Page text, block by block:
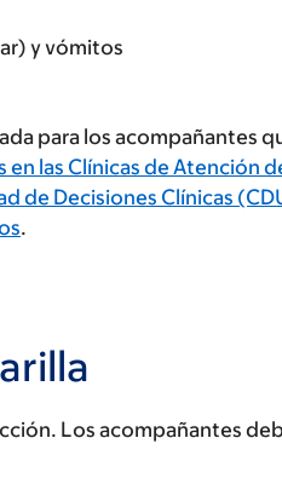
y vómitos
para los acompañantes
en las Clínicas de Atención
de Decisiones Clínicas
.
Los acompañantes